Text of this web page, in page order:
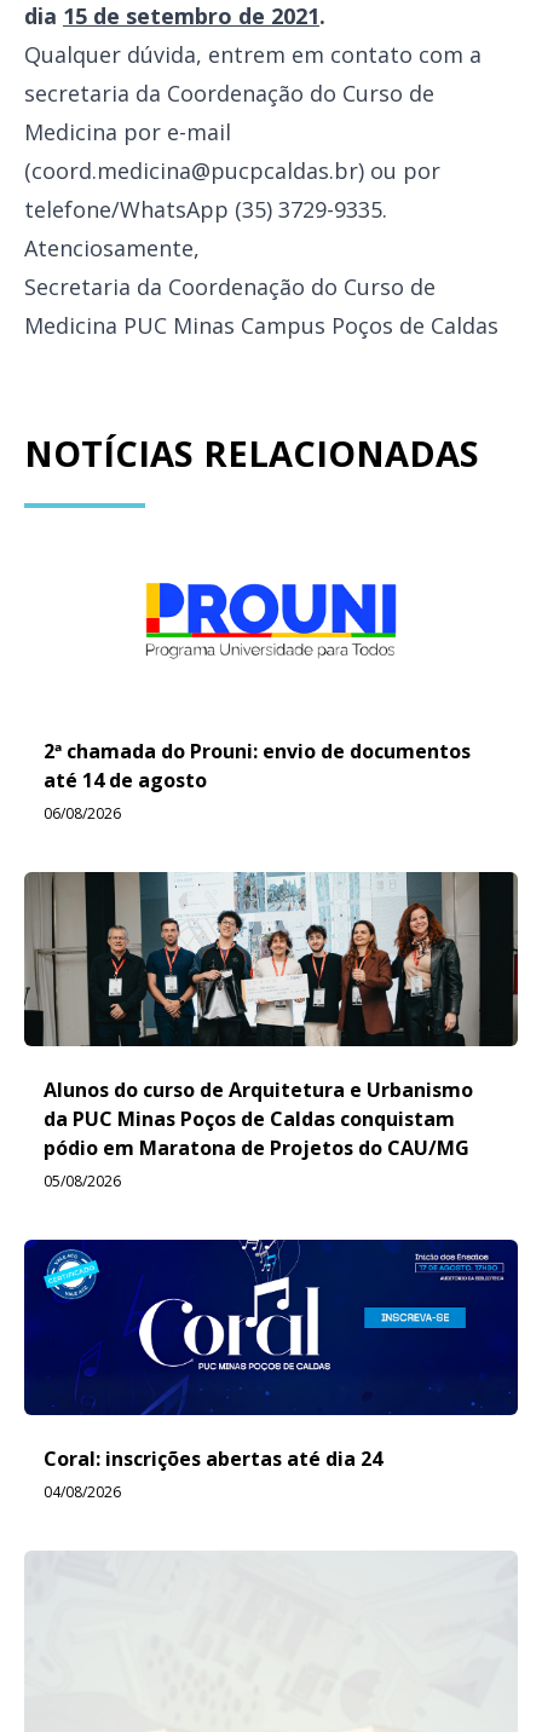
dia 15 de setembro de 2021.
Qualquer dúvida, entrem em contato com a
secretaria da Coordenação do Curso de
Medicina por e-mail
(coord.medicina@pucpcaldas.br) ou por
telefone/WhatsApp (35) 3729-9335.
Atenciosamente,
Secretaria da Coordenação do Curso de
Medicina PUC Minas Campus Poços de Caldas
NOTÍCIAS RELACIONADAS
2ª chamada do Prouni: envio de documentos
até 14 de agosto
06/08/2026
Alunos do curso de Arquitetura e Urbanismo
da PUC Minas Poços de Caldas conquistam
pódio em Maratona de Projetos do CAU/MG
05/08/2026
Coral: inscrições abertas até dia 24
04/08/2026